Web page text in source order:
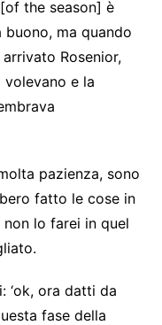
the season] è
ma quando
Rosenior,
e la
pazienza, sono
fatto le cose in
lo farei in quel
‘ok, ora datti da
fase della